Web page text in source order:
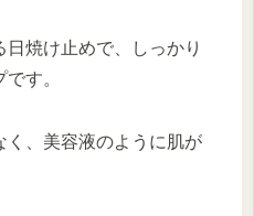
焼け止めで、しっかり
す。
く、美容液のように肌が